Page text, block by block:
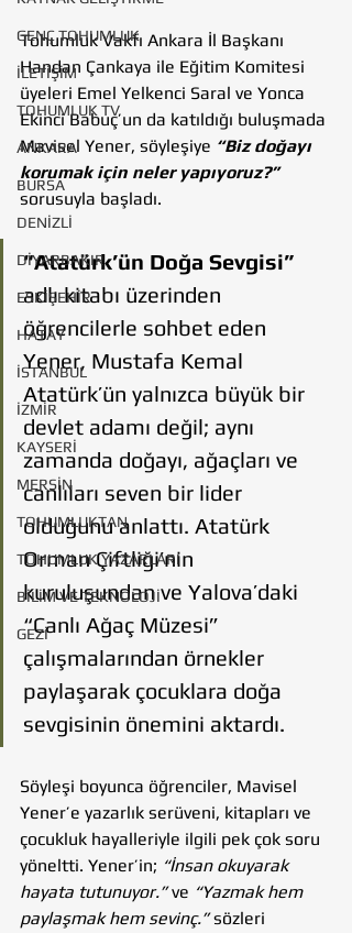
GENÇ TOHUMLUK
İLETİŞİM
TOHUMLUK TV
ANKARA
BURSA
DENİZLİ
DİYARBAKIR
ESKİŞEHİR
HATAY
İSTANBUL
İZMİR
KAYSERİ
MERSİN
TOHUMLUKTAN
TOHUMLUK YAZARLARI
BİLİM VE TEKNOLOJİ
GEZİ
Tohumluk Vakfı Ankara İl Başkanı
Handan Çankaya ile Eğitim Komitesi
üyeleri Emel Yelkenci Saral ve Yonca
Ekinci Babuç’un da katıldığı buluşmada
Mavisel Yener, söyleşiye “Biz doğayı
korumak için neler yapıyoruz?”
sorusuyla başladı.
“Atatürk’ün Doğa Sevgisi”
adlı kitabı üzerinden
öğrencilerle sohbet eden
Yener, Mustafa Kemal
Atatürk’ün yalnızca büyük bir
devlet adamı değil; aynı
zamanda doğayı, ağaçları ve
canlıları seven bir lider
olduğunu anlattı. Atatürk
Orman Çiftliği’nin
kuruluşundan ve Yalova’daki
“Canlı Ağaç Müzesi”
çalışmalarından örnekler
paylaşarak çocuklara doğa
sevgisinin önemini aktardı.
Söyleşi boyunca öğrenciler, Mavisel
Yener’e yazarlık serüveni, kitapları ve
çocukluk hayalleriyle ilgili pek çok soru
yöneltti. Yener’in; “İnsan okuyarak
hayata tutunuyor.” ve “Yazmak hem
paylaşmak hem sevinç.” sözleri